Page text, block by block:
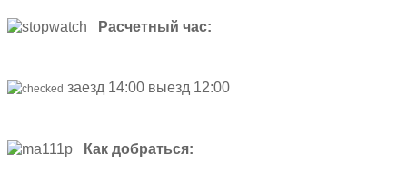
Расчетный час:
заезд 14:00 выезд 12:00
Как добраться: